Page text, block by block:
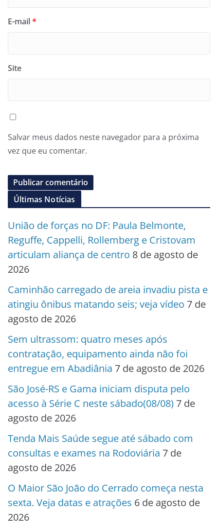
E-mail*
Site
Salvar meus dados neste navegador para a próxima
vez que eu comentar.
Últimas Notícias
União de forças no DF: Paula Belmonte,
Reguffe, Cappelli, Rollemberg e Cristovam
articulam aliança de centro 8 de agosto de
2026
Caminhão carregado de areia invadiu pista e
atingiu ônibus matando seis; veja vídeo 7 de
agosto de 2026
Sem ultrassom: quatro meses após
contratação, equipamento ainda não foi
entregue em Abadiânia 7 de agosto de 2026
São José-RS e Gama iniciam disputa pelo
acesso à Série C neste sábado(08/08) 7 de
agosto de 2026
Tenda Mais Saúde segue até sábado com
consultas e exames na Rodoviária 7 de
agosto de 2026
O Maior São João do Cerrado começa nesta
sexta. Veja datas e atrações 6 de agosto de
2026